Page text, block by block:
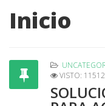
Inicio
VISTO: 11512